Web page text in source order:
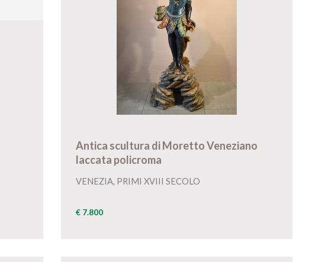
Antica scultura di Moretto Veneziano
laccata policroma
VENEZIA, PRIMI XVIII SECOLO
€ 7.800